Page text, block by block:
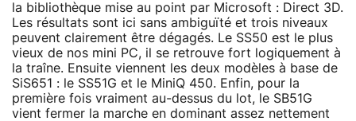
la bibliothèque mise au point par Microsoft : Direct 3D.
Les résultats sont ici sans ambiguïté et trois niveaux
peuvent clairement être dégagés. Le SS50 est le plus
vieux de nos mini PC, il se retrouve fort logiquement à
la traîne. Ensuite viennent les deux modèles à base de
SiS651 : le SS51G et le MiniQ 450. Enfin, pour la
première fois vraiment au-dessus du lot, le SB51G
vient fermer la marche en dominant assez nettement